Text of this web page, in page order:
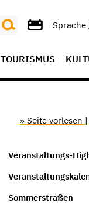
Sprache
TOURISMUS
» Seite vorlesen |
Veranstaltungs-
Sommerstraßen